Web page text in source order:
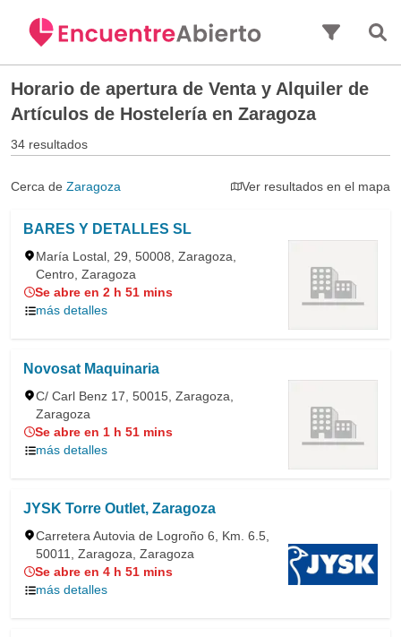
Horario de apertura de Venta y Alquiler de
Artículos de Hostelería en Zaragoza
34 resultados
Cerca de Zaragoza Ver resultados en el mapa
BARES Y DETALLES SL
María Lostal, 29, 50008, Zaragoza,
Centro, Zaragoza
Se abre en 2 h 51 mins
más detalles
Novosat Maquinaria
C/ Carl Benz 17, 50015, Zaragoza,
Zaragoza
Se abre en 1 h 51 mins
más detalles
JYSK Torre Outlet, Zaragoza
Carretera Autovia de Logroño 6, Km. 6.5,
50011, Zaragoza, Zaragoza
Se abre en 4 h 51 mins
más detalles